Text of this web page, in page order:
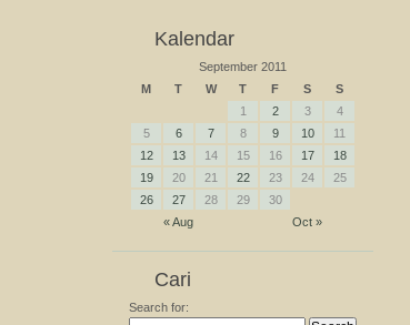
Kalendar
September 2011
M
T W T F S S
« Aug Oct »
1 2 3
4
5
6 7 8 9 10
11
12
13 14 15 16 17
18
19
20 21 22 23 24
25
26
27 28 29 30
Cari
Search for: